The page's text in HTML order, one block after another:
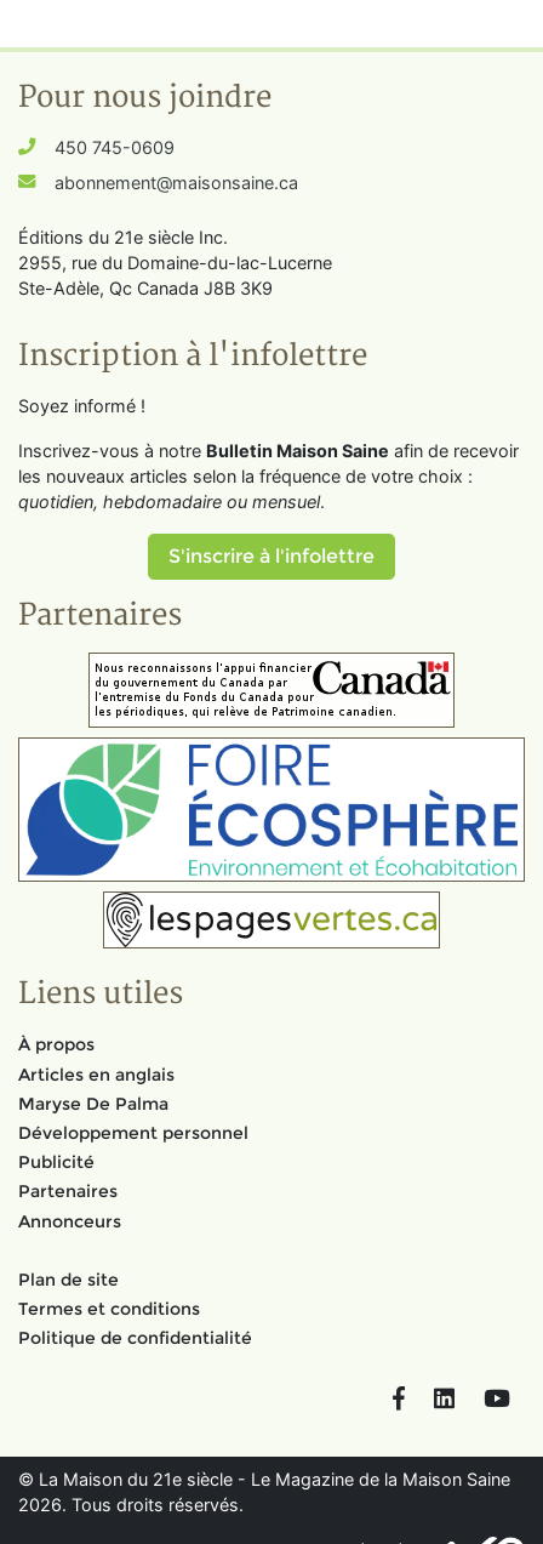
Pour nous joindre
450 745-0609
abonnement@maisonsaine.ca
Éditions du 21e siècle Inc.
2955, rue du Domaine-du-lac-Lucerne
Ste-Adèle, Qc Canada J8B 3K9
Inscription à l'infolettre
Soyez informé !
Inscrivez-vous à notre Bulletin Maison Saine afin de recevoir
les nouveaux articles selon la fréquence de votre choix :
quotidien, hebdomadaire ou mensuel.
S'inscrire à l'infolettre
Partenaires
Liens utiles
À propos
Articles en anglais
Maryse De Palma
Développement personnel
Publicité
Partenaires
Annonceurs
Plan de site
Termes et conditions
Politique de confidentialité
FacebookLinkedIn
© La Maison du 21e siècle - Le Magazine de la Maison Saine
2026. Tous droits réservés.